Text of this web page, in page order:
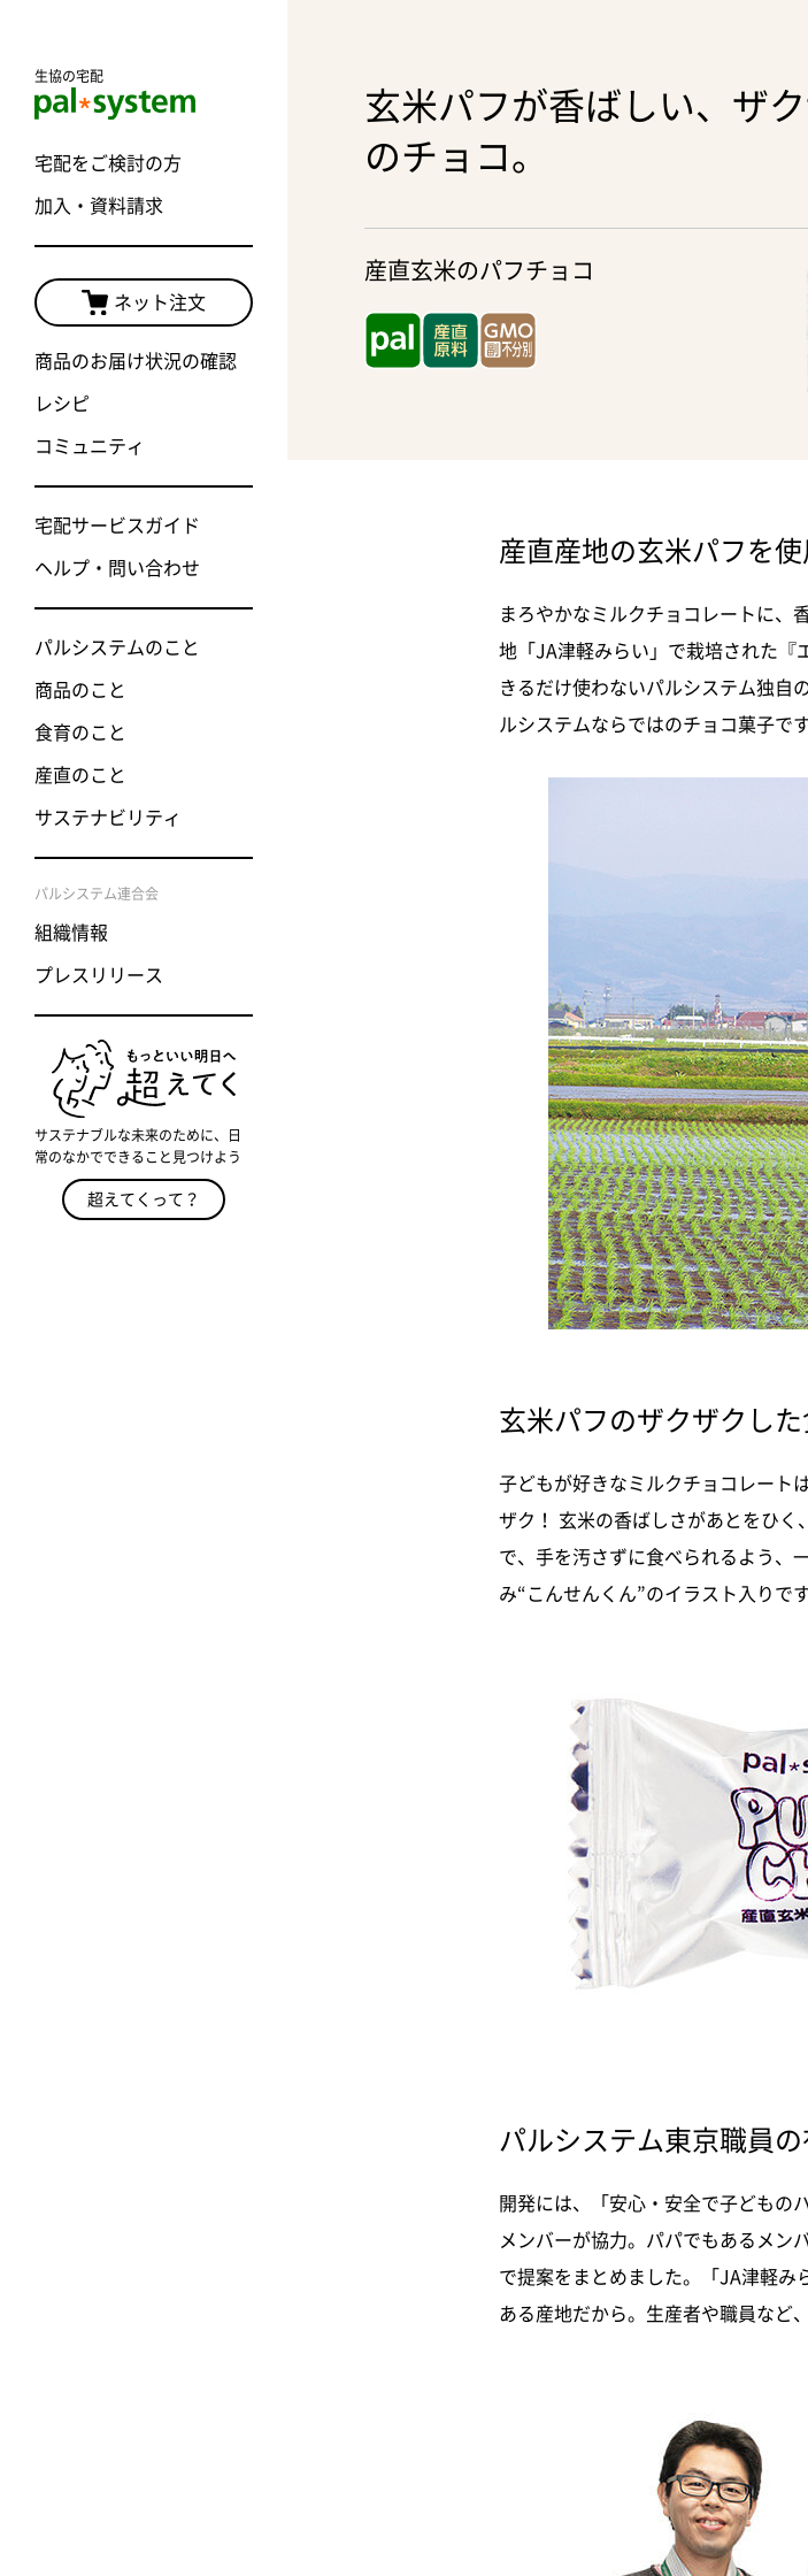
生協の宅配
宅配をご検討の方
加入・資料請求
ネット注文
商品のお届け状況の確認
レシピ
コミュニティ
宅配サービスガイド
ヘルプ・問い合わせ
パルシステムのこと
商品のこと
食育のこと
産直のこと
サステナビリティ
パルシステム連合会
組織情報
プレスリリース
サステナブルな未来のために、日
常のなかでできること見つけよう
超えてくって？
玄米パフが香ばしい、ザ
のチョコ。
産直玄米のパフチョコ
産直産地の玄米パフを使
まろやかなミルクチョコレートに、
地「JA津軽みらい」で栽培された『
きるだけ使わないパルシステム独自
ルシステムならではのチョコ菓子です
玄米パフのザクザクした
子どもが好きなミルクチョコレート
ザク！ 玄米の香ばしさがあとをひく
で、手を汚さずに食べられるよう、
み“こんせんくん”のイラスト入りです
パルシステム東京職員の
開発には、「安心・安全で子どもの
メンバーが協力。パパでもあるメン
で提案をまとめました。「JA津軽み
ある産地だから。生産者や職員など